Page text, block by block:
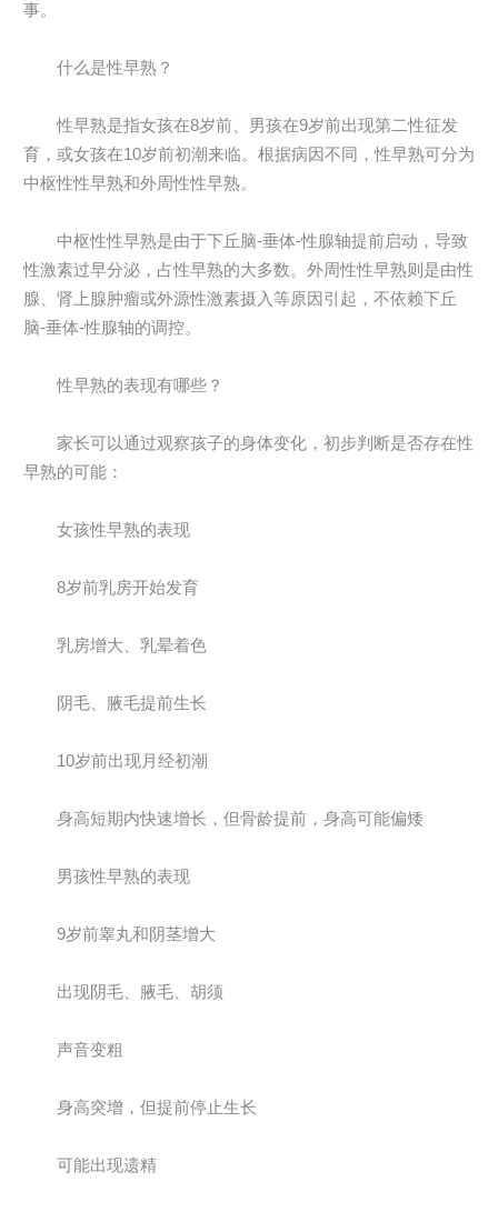
事。
什么是性早熟？
性早熟是指女孩在8岁前、男孩在9岁前出现第二性征发
育，或女孩在10岁前初潮来临。根据病因不同，性早熟可分为
中枢性性早熟和外周性性早熟。
中枢性性早熟是由于下丘脑-垂体-性腺轴提前启动，导致
性激素过早分泌，占性早熟的大多数。外周性性早熟则是由性
腺、肾上腺肿瘤或外源性激素摄入等原因引起，不依赖下丘
脑-垂体-性腺轴的调控。
性早熟的表现有哪些？
家长可以通过观察孩子的身体变化，初步判断是否存在性
早熟的可能：
女孩性早熟的表现
8岁前乳房开始发育
乳房增大、乳晕着色
阴毛、腋毛提前生长
10岁前出现月经初潮
身高短期内快速增长，但骨龄提前，身高可能偏矮
男孩性早熟的表现
9岁前睾丸和阴茎增大
出现阴毛、腋毛、胡须
声音变粗
身高突增，但提前停止生长
可能出现遗精